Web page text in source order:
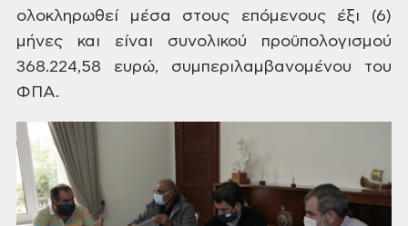
ολοκληρωθεί μέσα στους επόμενους έξι (6)
μήνες και είναι συνολικού προϋπολογισμού
368.224,58 ευρώ, συμπεριλαμβανομένου του
ΦΠΑ.